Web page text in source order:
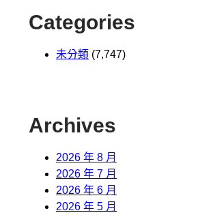
Categories
未分類 (7,747)
Archives
2026 年 8 月
2026 年 7 月
2026 年 6 月
2026 年 5 月